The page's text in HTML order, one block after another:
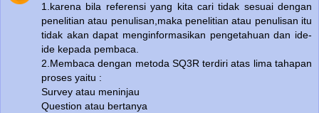
1.karena bila referensi yang kita cari tidak sesuai dengan
penelitian atau penulisan,maka penelitian atau penulisan itu
tidak akan dapat menginformasikan pengetahuan dan ide-
ide kepada pembaca.
2.Membaca dengan metoda SQ3R terdiri atas lima tahapan
proses yaitu :
Survey atau meninjau
Question atau bertanya